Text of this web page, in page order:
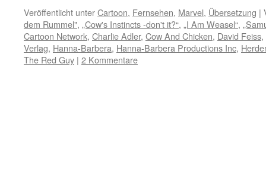
Veröffentlicht unterCartoon, Fernsehen, Marvel, Übersetzung |
dem Rummel", „Cow's Instincts -don't it?“, „I Am Weasel“,
Cartoon Network, Charlie Adler, Cow And Chicken, David Feiss,
Verlag, Hanna-Barbera, Hanna-Barbera Productions Inc,
The Red Guy | 2 Kommentare